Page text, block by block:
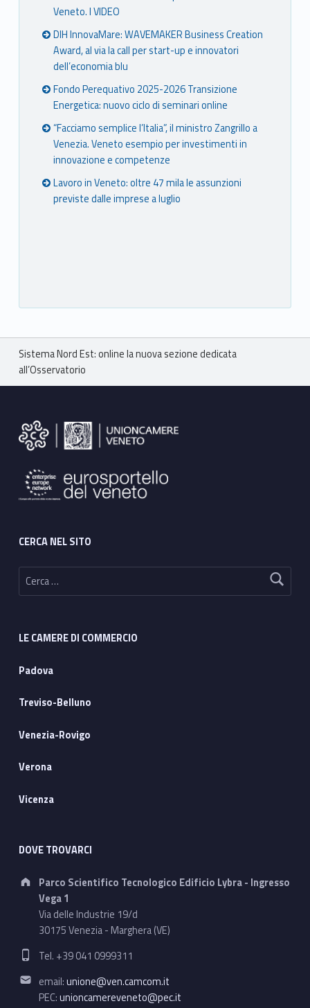
Veneto. I VIDEO
DIH InnovaMare: WAVEMAKER Business Creation
Award, al via la call per start-up e innovatori
dell’economia blu
Fondo Perequativo 2025-2026 Transizione
Energetica: nuovo ciclo di seminari online
“Facciamo semplice l’Italia”, il ministro Zangrillo a
Venezia. Veneto esempio per investimenti in
innovazione e competenze
Lavoro in Veneto: oltre 47 mila le assunzioni
previste dalle imprese a luglio
Breadcrumbs navigation
Sistema Nord Est: online la nuova sezione dedicata
all’Osservatorio
CERCA NEL SITO
Ricerca per:
LE CAMERE DI COMMERCIO
Padova
Treviso-Belluno
Venezia-Rovigo
Verona
Vicenza
DOVE TROVARCI
Address:
Parco Scientifico Tecnologico Edificio Lybra - Ingresso
Vega 1
Via delle Industrie 19/d
30175 Venezia - Marghera (VE)
Phone number:
Tel. +39 041 0999311
Email address:
email:unione@ven.camcom.it
PEC:unioncamereveneto@pec.it